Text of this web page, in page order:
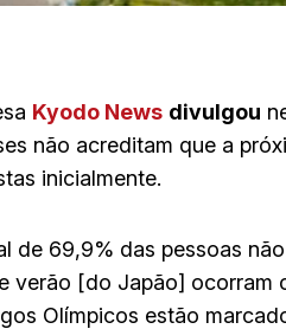
Kyodo News divulgou
não acreditam que a
inicialmente.
de 69,9% das pessoas
verão [do Japão]
Olímpicos estão